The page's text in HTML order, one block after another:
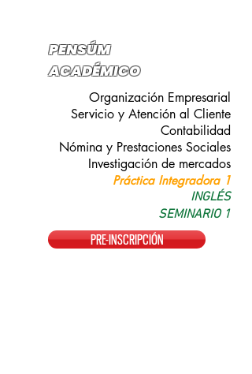
PENSÚM
ACADÉMICO
Organización Empresarial
Servicio y Atención al Cliente
Contabilidad
Nómina y Prestaciones Sociales
Investigación de mercados
Práctica Integradora 1
INGLÉS
SEMINARIO 1
PRE-INSCRIPCIÓN